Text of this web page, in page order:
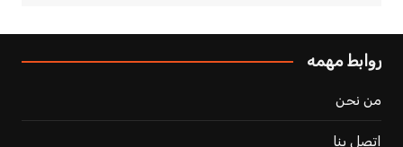
روابط مهمه
من نحن
اتصل بنا